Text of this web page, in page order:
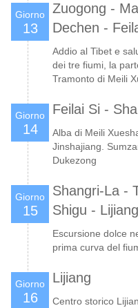
Giorno
13
Zuogong -
Dechen -
Addio al Tibet e
dei tre fiumi, la
Tramonto di Meili
Giorno
14
Feilai Si -
Alba di Meili
Jinshajiang.
Dukezong
Giorno
15
Shangri-La -
Shigu - Lijiang
Escursione dolce
prima curva del
Giorno
16
Lijiang
Centro storico